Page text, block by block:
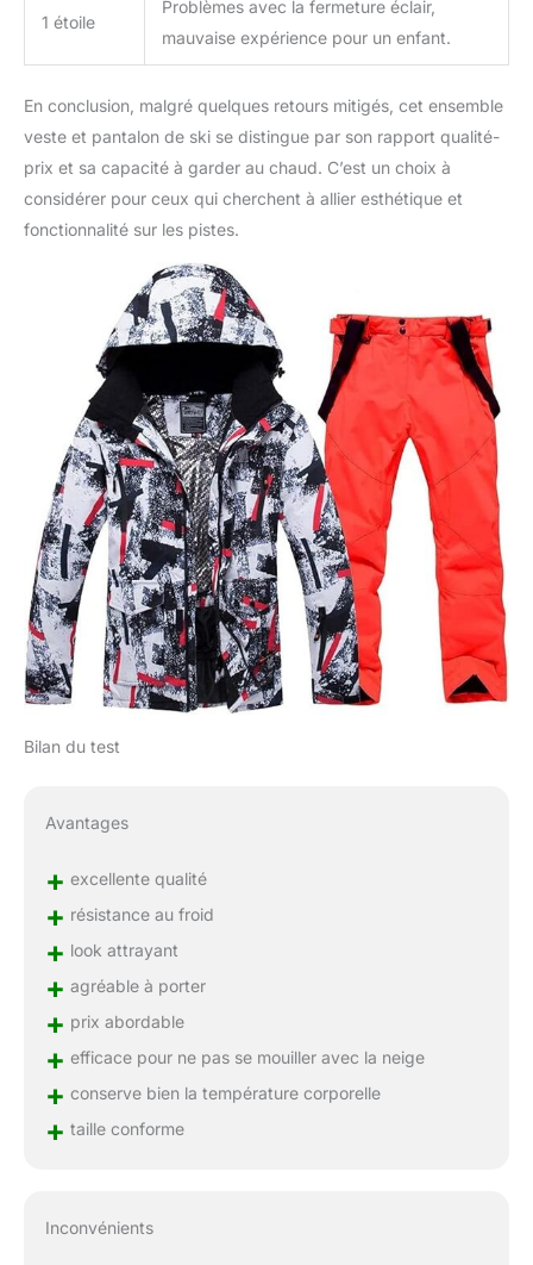
1 étoile
Problèmes avec la fermeture éclair,
mauvaise expérience pour un enfant.
En conclusion, malgré quelques retours mitigés, cet ensemble
veste et pantalon de ski se distingue par son rapport qualité-
prix et sa capacité à garder au chaud. C’est un choix à
considérer pour ceux qui cherchent à allier esthétique et
fonctionnalité sur les pistes.
Bilan du test
Avantages
+ excellente qualité
+ résistance au froid
+ look attrayant
+ agréable à porter
+ prix abordable
+ efficace pour ne pas se mouiller avec la neige
+ conserve bien la température corporelle
+ taille conforme
Inconvénients